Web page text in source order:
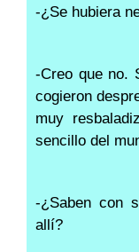
-¿Se hubiera
-Creo que no.
cogieron
muy
sencillo del
-¿Saben con
allí?